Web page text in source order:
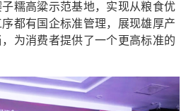
糯高粱示范基地，实现从粮食优
都有国企标准管理，展现雄厚产
为消费者提供了一个更高标准的